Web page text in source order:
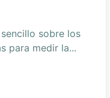
sobre los
para medir la...